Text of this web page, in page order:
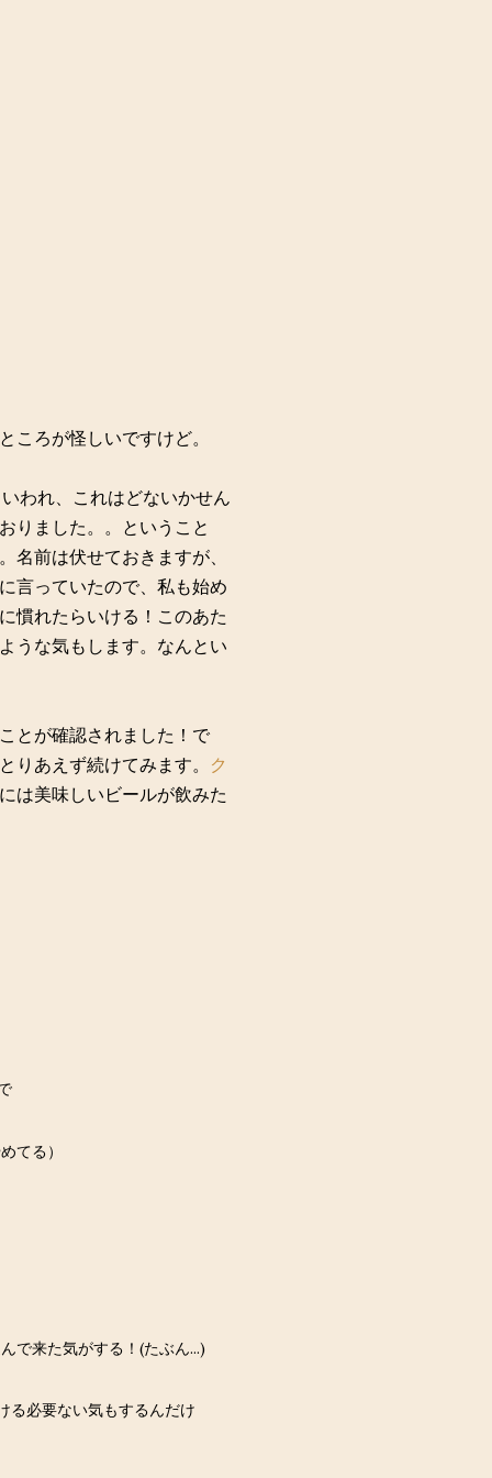
ころが怪しいですけど。
われ、これはどないかせん
りました。。ということ
名前は伏せておきますが、
言っていたので、私も始め
慣れたらいける！このあた
うな気もします。なんとい
とが確認されました！で
りあえず続けてみます。 ク
は美味しいビールが飲みた
てる）
で来た気がする！(たぶん...)
る必要ない気もするんだけ